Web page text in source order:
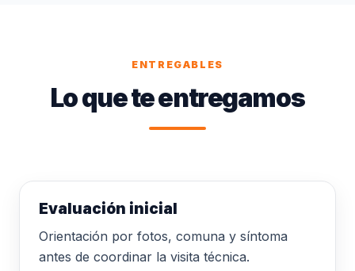
ENTREGABLES
Lo que te entregamos
Evaluación inicial
Orientación por fotos, comuna y síntoma
antes de coordinar la visita técnica.